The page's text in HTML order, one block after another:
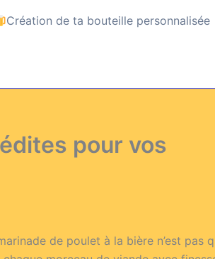
Création de ta bouteille personnalisée
pour vos
de poulet à la bière n’est pas